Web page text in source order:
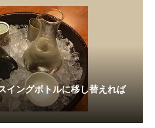
イングボトルに移し替えれば